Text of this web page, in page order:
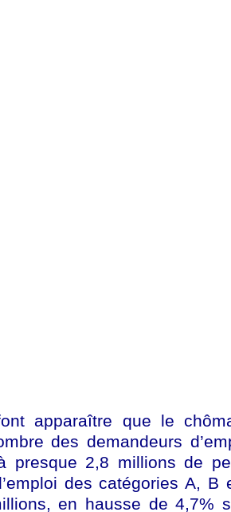
apparaître que le
des demandeurs
presque 2,8 millions de
des catégories A, B
en hausse de 4,7%